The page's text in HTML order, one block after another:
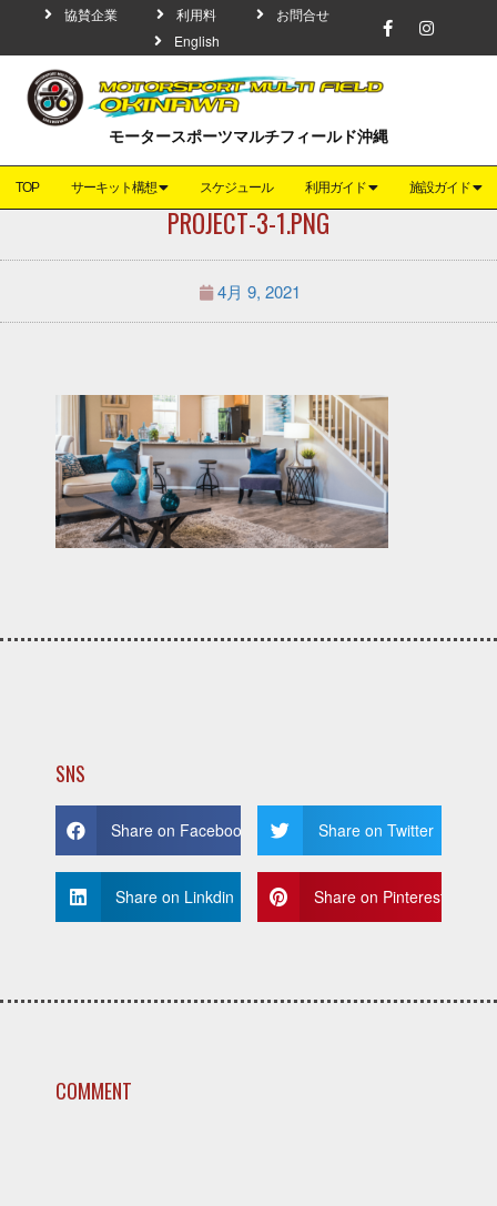
協賛企業 利用料
お問合せ
English
モータースポーツマルチフィールド沖縄
TOP サーキット構想 スケジュール 利用ガイド 施設ガイド
PROJECT-3-1.PNG
4月 9, 2021
SNS
Share on Facebook Share on Twitter
Share on Linkdin Share on Pinterest
COMMENT